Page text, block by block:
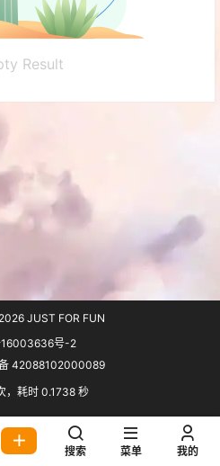
Result
JUST FOR FUN
16003636号-2
42088102000089
，耗时 0.1738 秒
搜索 菜单 我的